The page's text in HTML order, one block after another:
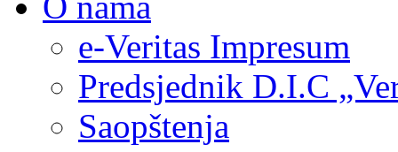
e-Veritas Impresum
Predsjednik D.I.C
Saopštenja